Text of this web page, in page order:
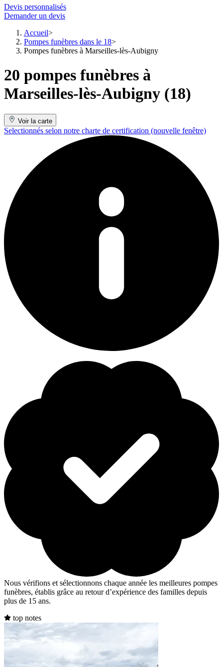
Devis personnalisés
Demander un devis
Accueil
Pompes funèbres dans le 18
Pompes funèbres à Marseilles-lès-Aubigny
20 pompes funèbres à
Marseilles-lès-Aubigny (18)
Voir la carte
Selectionnés selon notre charte de certification (nouvelle fenêtre)
Nous vérifions et sélectionnons chaque année les meilleures pompes
funèbres, établis grâce au retour d’expérience des familles depuis
plus de 15 ans.
top notes